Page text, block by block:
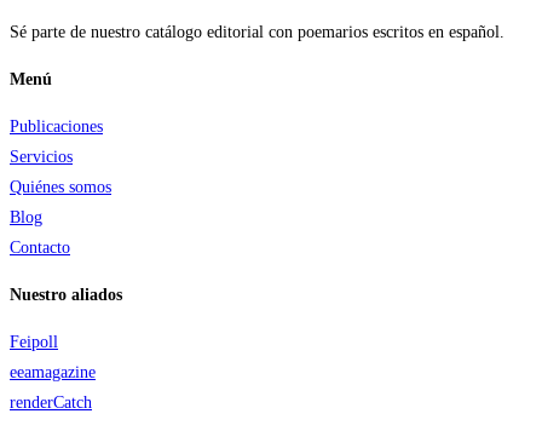
Sé parte de nuestro catálogo editorial con poemarios escritos en español.
Menú
Publicaciones
Servicios
Quiénes somos
Blog
Contacto
Nuestro aliados
Feipoll
eeamagazine
renderCatch